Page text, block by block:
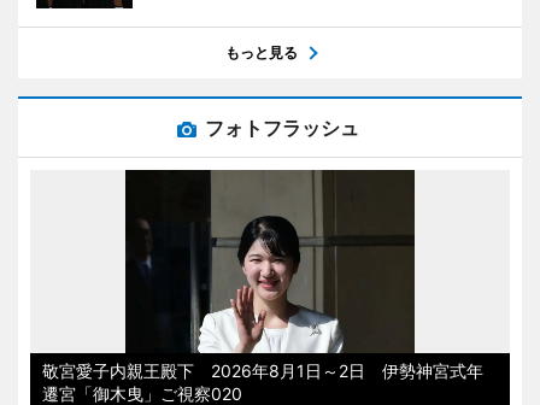
もっと見る
フォトフラッシュ
敬宮愛子内親王殿下 2026年8月1日～2日 伊勢神宮式年
遷宮「御木曳」ご視察020